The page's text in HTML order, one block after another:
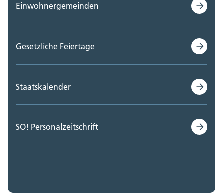
Einwohnergemeinden
Gesetzliche Feiertage
Staatskalender
SO! Personalzeitschrift